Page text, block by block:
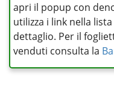
apri il popup con
utilizza i link nella
dettaglio. Per il
venduti consulta la